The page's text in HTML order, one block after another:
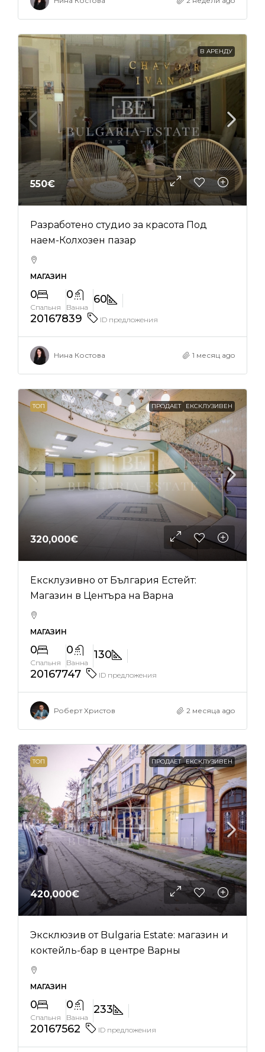
В АРЕНДУ
550€
Разработено студио за красота Под
наем-Колхозен пазар
МАГАЗИН
0
Спальня
0
Ванна
60
20167839
ID предложения
Нина Костова 1 месяц ago
ТОП ПРОДАЕТ ЕКСКЛУЗИВЕН
320,000€
Ексклузивно от България Естейт:
Магазин в Центъра на Варна
МАГАЗИН
0
Спальня
0
Ванна
130
20167747
ID предложения
Роберт Христов 2 месяца ago
ТОП ПРОДАЕТ ЕКСКЛУЗИВЕН
420,000€
Эксклюзив от Bulgaria Estate: магазин и
коктейль-бар в центре Варны
МАГАЗИН
0
Спальня
0
Ванна
233
20167562
ID предложения